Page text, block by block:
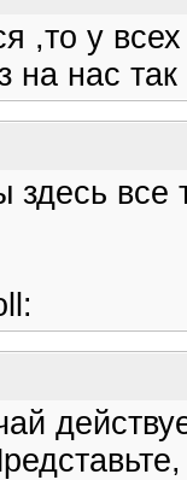
,то у
нас так
все